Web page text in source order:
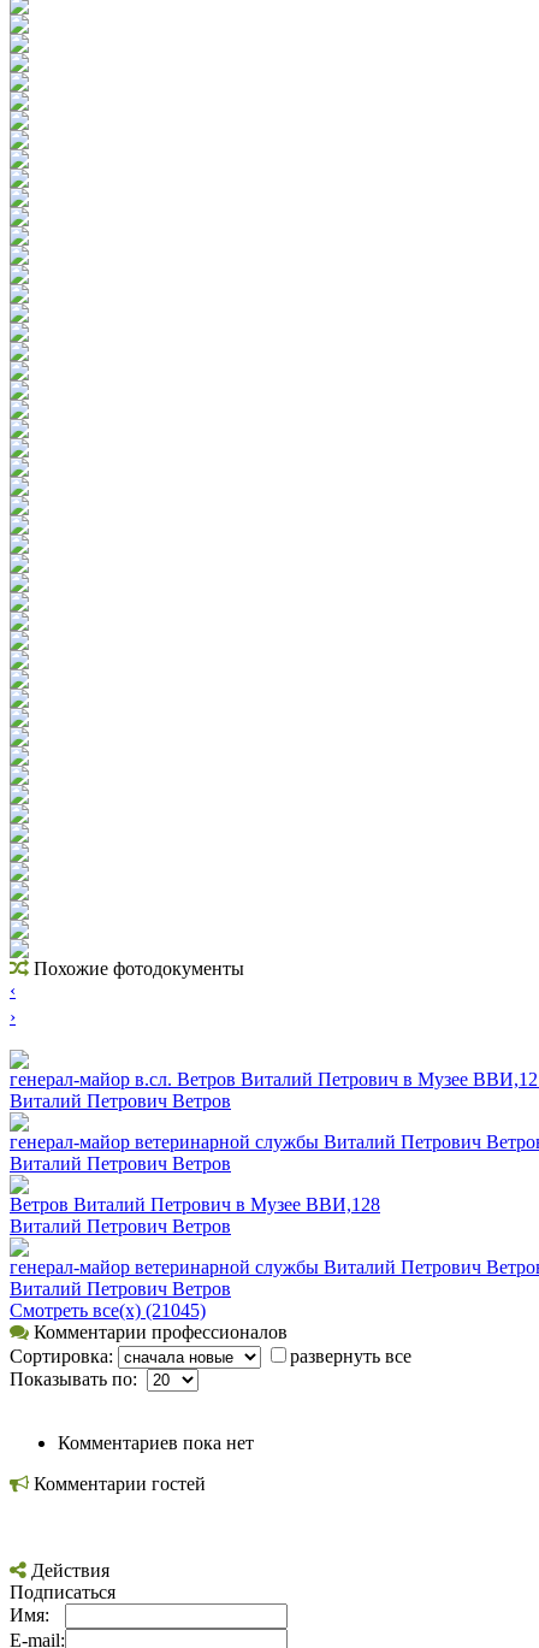
Похожие фотодокументы
‹
›
генерал-майор в.сл. Ветров Виталий Петрович в Музее
Виталий Петрович Ветров
генерал-майор ветеринарной службы Виталий Петрович
Виталий Петрович Ветров
Ветров Виталий Петрович в Музее ВВИ,128
Виталий Петрович Ветров
генерал-майор ветеринарной службы Виталий Петрович
Виталий Петрович Ветров
Смотреть все(х) (21045)
Комментарии профессионалов
Сортировка:
развернуть все
Показывать по:
Комментариев пока нет
Комментарии гостей
Действия
Подписаться
Имя:
E-mail: